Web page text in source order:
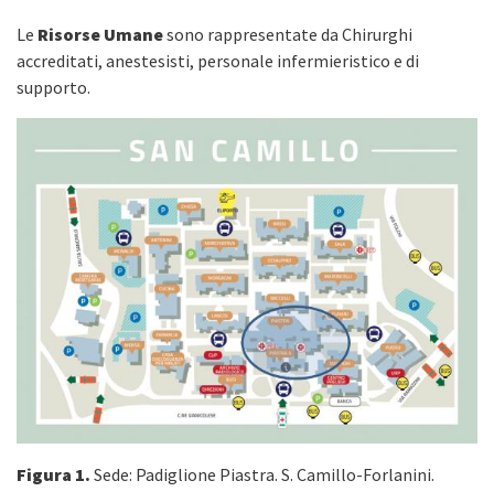
Le Risorse Umanesono rappresentate da Chirurghi
accreditati, anestesisti, personale infermieristico e di
supporto.
Figura 1. Sede: Padiglione Piastra. S. Camillo-Forlanini.